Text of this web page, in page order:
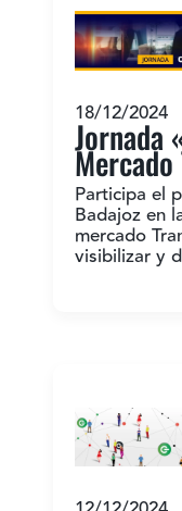
18/12/2024
Jornada
Participa el
Badajoz en
mercado
visibilizar y